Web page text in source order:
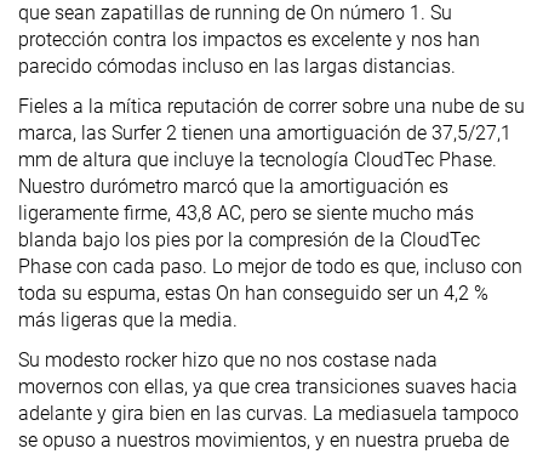
que sean zapatillas de running de On número 1. Su
protección contra los impactos es excelente y nos han
parecido cómodas incluso en las largas distancias.
Fieles a la mítica reputación de correr sobre una nube de su
marca, las Surfer 2 tienen una amortiguación de 37,5/27,1
mm de altura que incluye la tecnología CloudTec Phase.
Nuestro durómetro marcó que la amortiguación es
ligeramente firme, 43,8 AC, pero se siente mucho más
blanda bajo los pies por la compresión de la CloudTec
Phase con cada paso. Lo mejor de todo es que, incluso con
toda su espuma, estas On han conseguido ser un 4,2 %
más ligeras que la media.
Su modesto rocker hizo que no nos costase nada
movernos con ellas, ya que crea transiciones suaves hacia
adelante y gira bien en las curvas. La mediasuela tampoco
se opuso a nuestros movimientos, y en nuestra prueba de